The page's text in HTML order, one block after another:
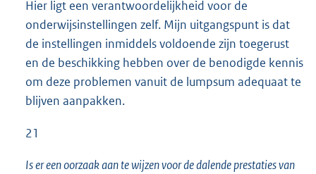
Hier ligt een verantwoordelijkheid voor de
onderwijsinstellingen zelf. Mijn uitgangspunt is dat
de instellingen inmiddels voldoende zijn toegerust
en de beschikking hebben over de benodigde kennis
om deze problemen vanuit de lumpsum adequaat te
blijven aanpakken.
21
Is er een oorzaak aan te wijzen voor de dalende prestaties van